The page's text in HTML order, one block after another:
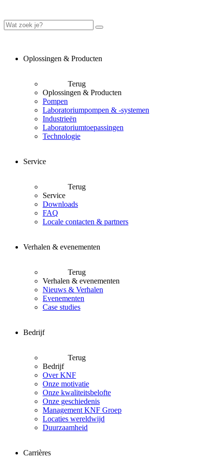
Oplossingen & Producten
Terug
Oplossingen & Producten
Pompen
Laboratoriumpompen & -systemen
Industrieën
Laboratoriumtoepassingen
Technologie
Service
Terug
Service
Downloads
FAQ
Locale contacten & partners
Verhalen & evenementen
Terug
Verhalen & evenementen
Nieuws & Verhalen
Evenementen
Case studies
Bedrijf
Terug
Bedrijf
Over KNF
Onze motivatie
Onze kwaliteitsbelofte
Onze geschiedenis
Management KNF Groep
Locaties wereldwijd
Duurzaamheid
Carrières